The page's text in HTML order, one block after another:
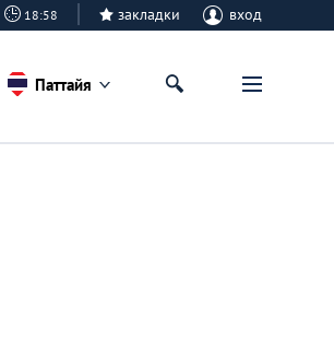
18:58 закладки вход
Паттайя